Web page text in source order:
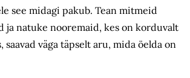
see midagi pakub. Tean mitmeid
ja natuke nooremaid, kes on korduvalt
saavad väga täpselt aru, mida öelda on